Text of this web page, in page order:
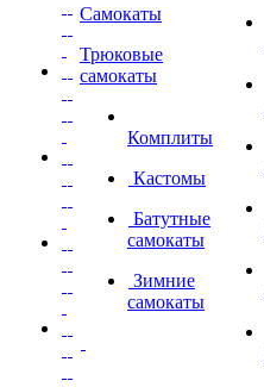
Самокаты
Трюковые
самокаты
Комплиты
Кастомы
Батутные
самокаты
Зимние
самокаты